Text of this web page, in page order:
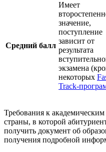
Средний балл
Имеет
значение,
поступление
зависит от
результата
экзамена
некоторых
Track-
Требования к
страны, в которой
получить документ об
получения подробной